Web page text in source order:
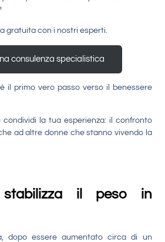
gratuita con i nostri esperti.
consulenza specialistica
è il primo vero passo verso il benessere
la tua esperienza: il confronto
ad altre donne che stanno vivendo la
il peso in
dopo essere aumentato circa di un